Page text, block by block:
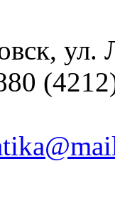
, ул.